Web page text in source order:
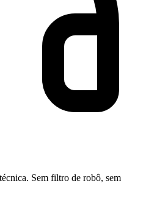
Sem filtro de robô, sem